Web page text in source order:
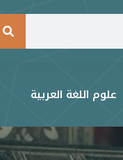
علوم اللغة العربية